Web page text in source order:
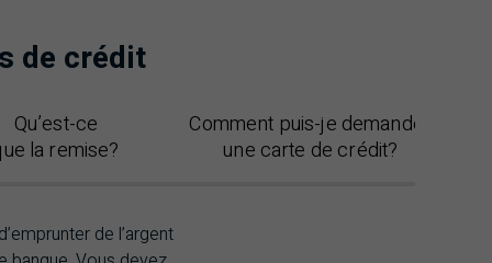
de crédit
Qu’est-ce
la remise?
Comment puis-je demander
une carte de crédit?
de l’argent